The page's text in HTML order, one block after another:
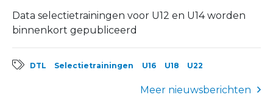
Data selectietrainingen voor U12 en U14 worden
binnenkort gepubliceerd
DTL Selectietrainingen U16 U18 U22
Meer nieuwsberichten